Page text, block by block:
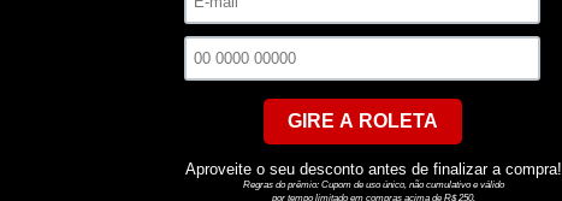
Clássica
King Size com
Tabacaria da Mata.
Caixa de Seda aLedinha
Clássica 1 1/4
Chegaram as novas aLeda, disponíveis em
vários modelos - Saiba mais em Tabacaria da
Mata